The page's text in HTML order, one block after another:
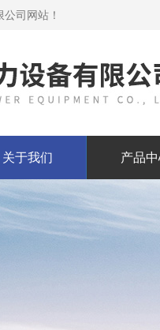
司网站！
关于我们 产品